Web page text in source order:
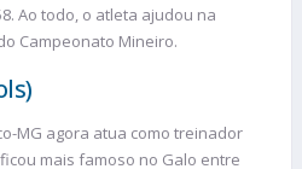
Ao todo, o atleta ajudou na
Campeonato Mineiro.
MG agora atua como treinador
mais famoso no Galo entre